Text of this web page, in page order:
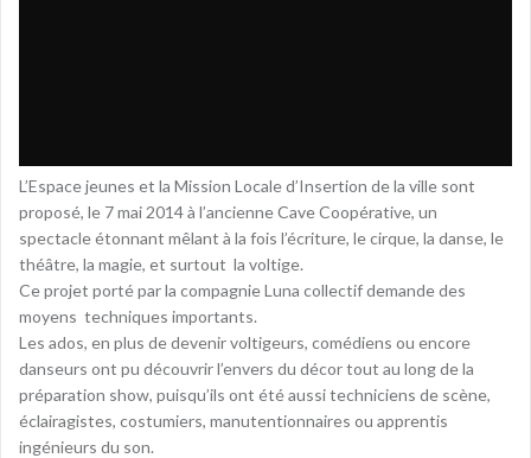
L’Espace jeunes et la Mission Locale d’Insertion de la ville sont
proposé, le 7 mai 2014 à l’ancienne Cave Coopérative, un
spectacle étonnant mêlant à la fois l’écriture, le cirque, la danse, le
théâtre, la magie, et surtout la voltige.
Ce projet porté par la compagnie Luna collectif demande des
moyens techniques importants.
Les ados, en plus de devenir voltigeurs, comédiens ou encore
danseurs ont pu découvrir l’envers du décor tout au long de la
préparation show, puisqu’ils ont été aussi techniciens de scène,
éclairagistes, costumiers, manutentionnaires ou apprentis
ingénieurs du son.